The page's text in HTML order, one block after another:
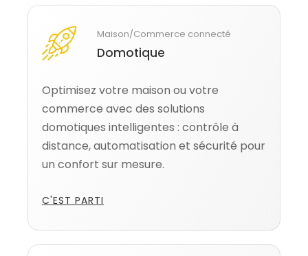
Maison/Commerce connecté
Domotique
Optimisez votre maison ou votre
commerce avec des solutions
domotiques intelligentes : contrôle à
distance, automatisation et sécurité pour
un confort sur mesure.
C'EST PARTI